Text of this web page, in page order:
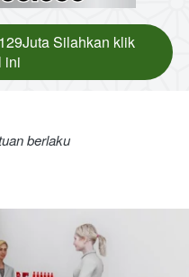
Silahkan klik
ini
berlaku